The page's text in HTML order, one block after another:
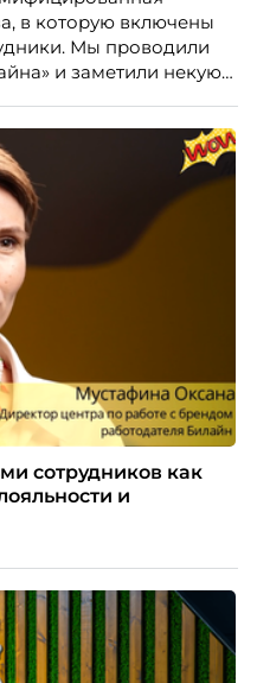
KPI, рассказывает
по
и формированию
в которую включены
Мы проводили
и заметили некую
признания.
сотрудников как
и